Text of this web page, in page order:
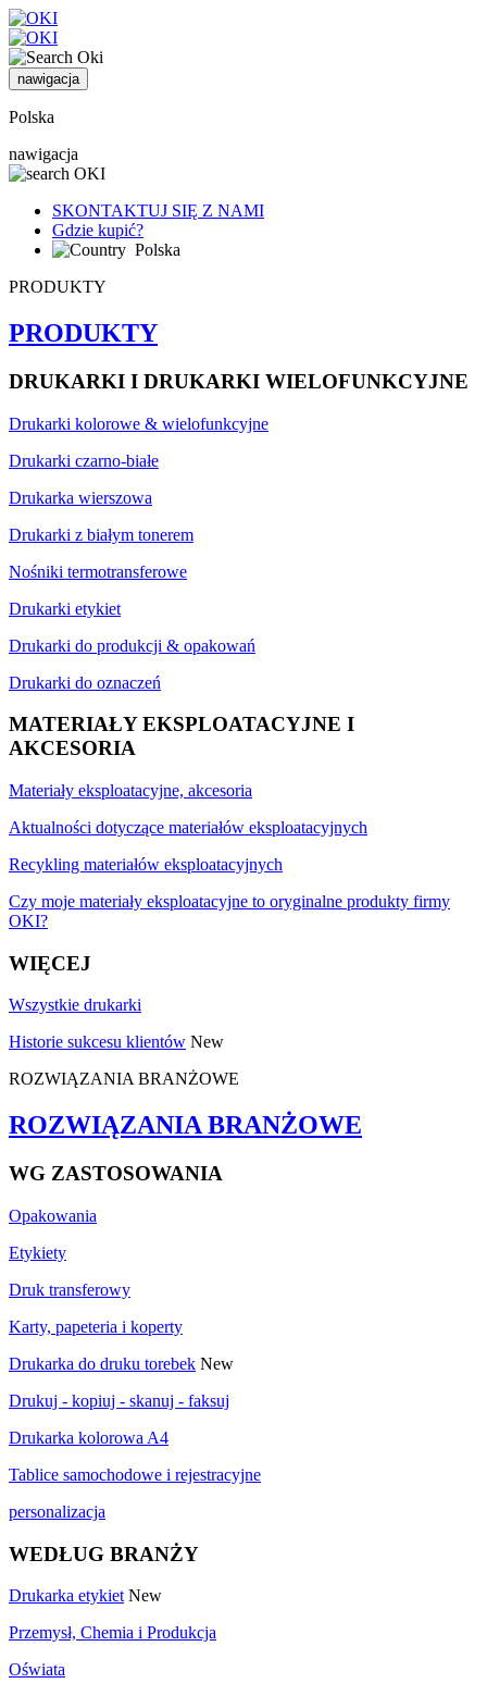
nawigacja
Polska
nawigacja
SKONTAKTUJ SIĘ Z NAMI
Gdzie kupić?
Polska
PRODUKTY
PRODUKTY
DRUKARKI I DRUKARKI WIELOFUNKCYJNE
Drukarki kolorowe & wielofunkcyjne
Drukarki czarno-białe
Drukarka wierszowa
Drukarki z białym tonerem
Nośniki termotransferowe
Drukarki etykiet
Drukarki do produkcji & opakowań
Drukarki do oznaczeń
MATERIAŁY EKSPLOATACYJNE I
AKCESORIA
Materiały eksploatacyjne, akcesoria
Aktualności dotyczące materiałów eksploatacyjnych
Recykling materiałów eksploatacyjnych
Czy moje materiały eksploatacyjne to oryginalne produkty firmy
OKI?
WIĘCEJ
Wszystkie drukarki
Historie sukcesu klientów New
ROZWIĄZANIA BRANŻOWE
ROZWIĄZANIA BRANŻOWE
WG ZASTOSOWANIA
Opakowania
Etykiety
Druk transferowy
Karty, papeteria i koperty
Drukarka do druku torebek New
Drukuj - kopiuj - skanuj - faksuj
Drukarka kolorowa A4
Tablice samochodowe i rejestracyjne
personalizacja
WEDŁUG BRANŻY
Drukarka etykiet New
Przemysł, Chemia i Produkcja
Oświata